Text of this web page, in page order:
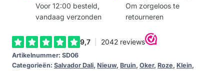
Voor 12:00 besteld,
vandaag verzonden
Om zorgeloos te
retourneren
Artikelnummer: SD06
Categorieën: Salvador Dali, Nieuw, Bruin, Oker, Roze, Klein,